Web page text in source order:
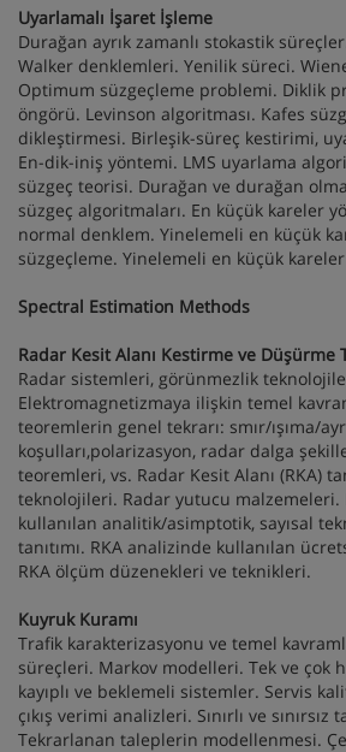
Uyarlamalı İşaret İşleme
Durağan ayrık zamanlı stokastik
Walker denklemleri. Yenilik süreci.
Optimum süzgeçleme problemi. Diklik
öngörü. Levinson algoritması. Kafes
dikleştirmesi. Birleşik-süreç kestirimi,
En-dik-iniş yöntemi. LMS uyarlama
süzgeç teorisi. Durağan ve durağan
süzgeç algoritmaları. En küçük kareler
normal denklem. Yinelemeli en küçük
süzgeçleme. Yinelemeli en küçük
Spectral Estimation Methods
Radar Kesit Alanı Kestirme ve Düşürme
Radar sistemleri, görünmezlik
Elektromagnetizmaya ilişkin temel
teoremlerin genel tekrarı: smır/ışıma/
koşulları,polarizasyon, radar dalga
teoremleri, vs. Radar Kesit Alanı (RKA)
teknolojileri. Radar yutucu malzemeleri.
kullanılan analitik/asimptotik, sayısal
tanıtımı. RKA analizinde kullanılan
RKA ölçüm düzenekleri ve teknikleri.
Kuyruk Kuramı
Trafik karakterizasyonu ve temel
süreçleri. Markov modelleri. Tek ve çok
kayıplı ve beklemeli sistemler. Servis
çıkış verimi analizleri. Sınırlı ve sınırsız
Tekrarlanan taleplerin modellenmesi.